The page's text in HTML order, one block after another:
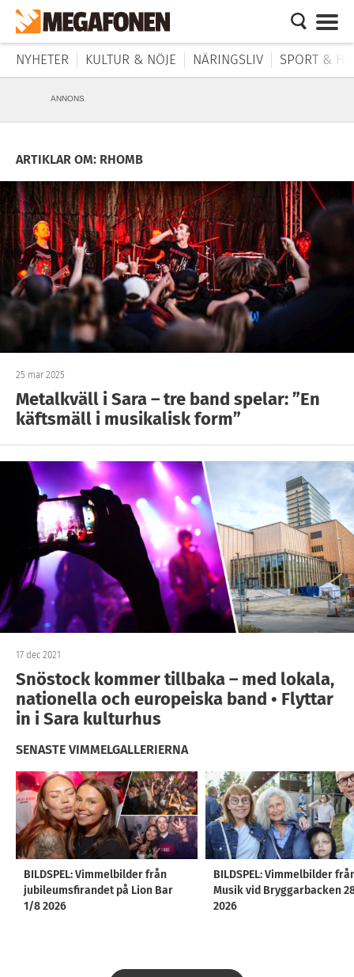
NYHETER KULTUR & NÖJE NÄRINGSLIV SPORT &
ANNONS
ARTIKLAR OM: RHOMB
25 mar 2025
Metalkväll i Sara – tre band spelar: ”En
käftsmäll i musikalisk form”
17 dec 2021
Snöstock kommer tillbaka – med lokala,
nationella och europeiska band • Flyttar
in i Sara kulturhus
SENASTE VIMMELGALLERIERNA
BILDSPEL: Vimmelbilder från
jubileumsfirandet på Lion Bar
1/8 2026
BILDSPEL: Vimmelbilder
Musik vid Bryggarbacken
2026